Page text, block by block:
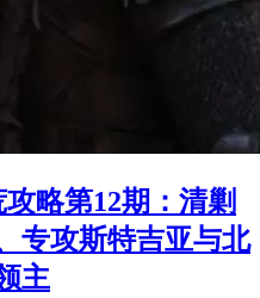
攻略第12期：清剿
专攻斯特吉亚与北
主